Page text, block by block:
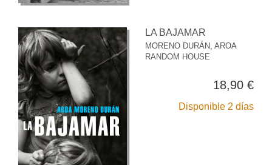
LA BAJAMAR
MORENO DURÁN, AROA
RANDOM HOUSE
18,90 €
Disponible 2 días